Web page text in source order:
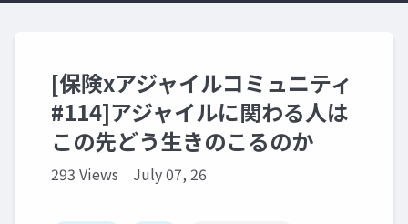
[保険xアジャイルコミュニティ
#114]アジャイルに関わる人は
この先どう生きのこるのか
293 Views July 07, 26